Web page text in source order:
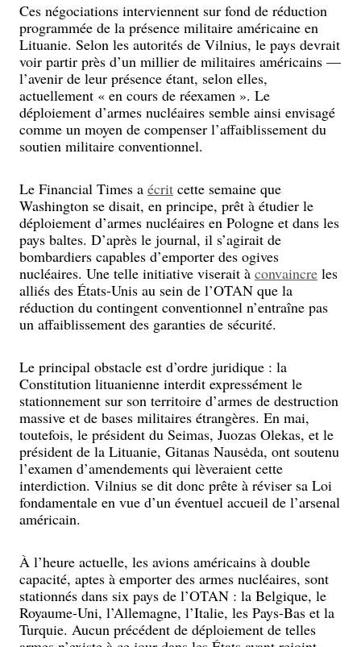
Ces négociations interviennent sur fond de réduction
programmée de la présence militaire américaine en
Lituanie. Selon les autorités de Vilnius, le pays devrait
voir partir près d’un millier de militaires américains —
l’avenir de leur présence étant, selon elles,
actuellement « en cours de réexamen ». Le
déploiement d’armes nucléaires semble ainsi envisagé
comme un moyen de compenser l’affaiblissement du
soutien militaire conventionnel.
Le Financial Times a écrit cette semaine que
Washington se disait, en principe, prêt à étudier le
déploiement d’armes nucléaires en Pologne et dans les
pays baltes. D’après le journal, il s’agirait de
bombardiers capables d’emporter des ogives
nucléaires. Une telle initiative viserait à convaincre les
alliés des États-Unis au sein de l’OTAN que la
réduction du contingent conventionnel n’entraîne pas
un affaiblissement des garanties de sécurité.
Le principal obstacle est d’ordre juridique : la
Constitution lituanienne interdit expressément le
stationnement sur son territoire d’armes de destruction
massive et de bases militaires étrangères. En mai,
toutefois, le président du Seimas, Juozas Olekas, et le
président de la Lituanie, Gitanas Nausėda, ont soutenu
l’examen d’amendements qui lèveraient cette
interdiction. Vilnius se dit donc prête à réviser sa Loi
fondamentale en vue d’un éventuel accueil de l’arsenal
américain.
À l’heure actuelle, les avions américains à double
capacité, aptes à emporter des armes nucléaires, sont
stationnés dans six pays de l’OTAN : la Belgique, le
Royaume-Uni, l’Allemagne, l’Italie, les Pays-Bas et la
Turquie. Aucun précédent de déploiement de telles